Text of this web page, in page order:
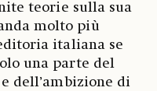
teorie sulla sua
molto più
italiana se
una parte del
dell’ambizione di